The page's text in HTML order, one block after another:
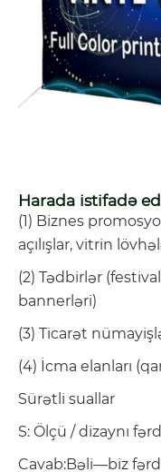
Harada istifadə
(1) Biznes
açılışlar, vitrin
(2) Tədbirlər
bannerləri)
(3) Ticarət
(4) İcma elanları
Sürətli suallar
S: Ölçü / dizaynı
Cavab:Bəli—biz